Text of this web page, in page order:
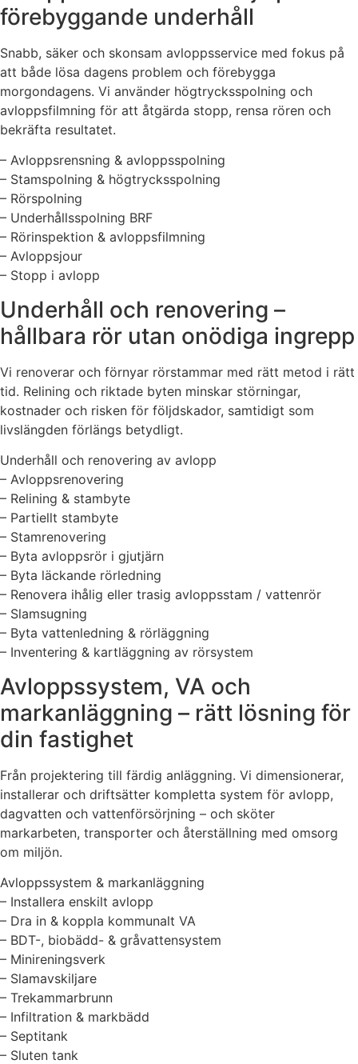
förebyggande underhåll
Snabb, säker och skonsam avloppsservice med fokus på
att både lösa dagens problem och förebygga
morgondagens. Vi använder högtrycksspolning och
avloppsfilmning för att åtgärda stopp, rensa rören och
bekräfta resultatet.
– Avloppsrensning & avloppsspolning
– Stamspolning & högtrycksspolning
– Rörspolning
– Underhållsspolning BRF
– Rörinspektion & avloppsfilmning
– Avloppsjour
– Stopp i avlopp
Underhåll och renovering –
hållbara rör utan onödiga ingrepp
Vi renoverar och förnyar rörstammar med rätt metod i rätt
tid. Relining och riktade byten minskar störningar,
kostnader och risken för följdskador, samtidigt som
livslängden förlängs betydligt.
Underhåll och renovering av avlopp
– Avloppsrenovering
– Relining & stambyte
– Partiellt stambyte
– Stamrenovering
– Byta avloppsrör i gjutjärn
– Byta läckande rörledning
– Renovera ihålig eller trasig avloppsstam / vattenrör
– Slamsugning
– Byta vattenledning & rörläggning
– Inventering & kartläggning av rörsystem
Avloppssystem, VA och
markanläggning – rätt lösning för
din fastighet
Från projektering till färdig anläggning. Vi dimensionerar,
installerar och driftsätter kompletta system för avlopp,
dagvatten och vattenförsörjning – och sköter
markarbeten, transporter och återställning med omsorg
om miljön.
Avloppssystem & markanläggning
– Installera enskilt avlopp
– Dra in & koppla kommunalt VA
– BDT-, biobädd- & gråvattensystem
– Minireningsverk
– Slamavskiljare
– Trekammarbrunn
– Infiltration & markbädd
– Septitank
– Sluten tank